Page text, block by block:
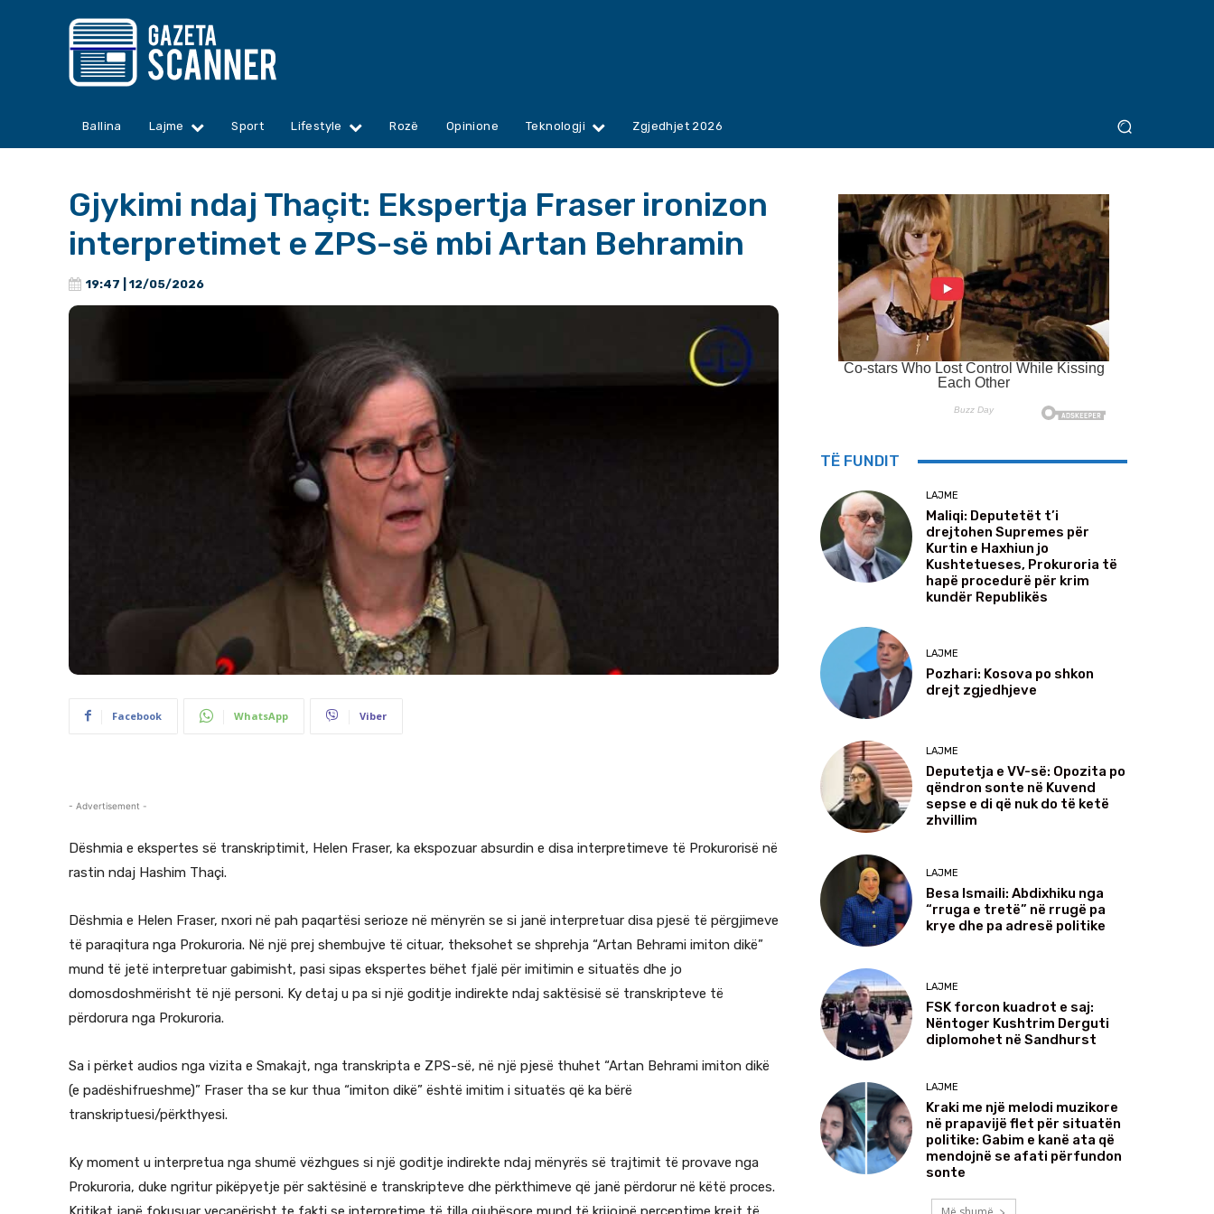
Ballina Lajme Sport Lifestyle Rozë Opinione Teknologji Zgjedhjet 2026
Gjykimi ndaj Thaçit: Ekspertja Fraser ironizon
interpretimet e ZPS-së mbi Artan Behramin
19:47 | 12/05/2026
Facebook WhatsApp Viber
- Advertisement -
Dëshmia e ekspertes së transkriptimit, Helen Fraser, ka ekspozuar absurdin e disa interpretimeve të Prokurorisë në
rastin ndaj Hashim Thaçi.
Dëshmia e Helen Fraser, nxori në pah paqartësi serioze në mënyrën se si janë interpretuar disa pjesë të përgjimeve
të paraqitura nga Prokuroria. Në një prej shembujve të cituar, theksohet se shprehja “Artan Behrami imiton dikë”
mund të jetë interpretuar gabimisht, pasi sipas ekspertes bëhet fjalë për imitimin e situatës dhe jo
domosdoshmërisht të një personi. Ky detaj u pa si një goditje indirekte ndaj saktësisë së transkripteve të
përdorura nga Prokuroria.
Sa i përket audios nga vizita e Smakajt, nga transkripta e ZPS-së, në një pjesë thuhet “Artan Behrami imiton dikë
(e padëshifrueshme)” Fraser tha se kur thua “imiton dikë” është imitim i situatës që ka bërë
transkriptuesi/përkthyesi.
Ky moment u interpretua nga shumë vëzhgues si një goditje indirekte ndaj mënyrës së trajtimit të provave nga
Prokuroria, duke ngritur pikëpyetje për saktësinë e transkripteve dhe përkthimeve që janë përdorur në këtë proces.
TË FUNDIT
LAJME
Maliqi: Deputetët t’i
drejtohen Supremes për
Kurtin e Haxhiun jo
Kushtetueses, Prokuroria të
hapë procedurë për krim
kundër Republikës
LAJME
Pozhari: Kosova po shkon
drejt zgjedhjeve
LAJME
Deputetja e VV-së: Opozita po
qëndron sonte në Kuvend
sepse e di që nuk do të ketë
zhvillim
LAJME
Besa Ismaili: Abdixhiku nga
“rruga e tretë” në rrugë pa
krye dhe pa adresë politike
LAJME
FSK forcon kuadrot e saj:
Nëntoger Kushtrim Derguti
diplomohet në Sandhurst
LAJME
Kraki me një melodi muzikore
në prapavijë flet për situatën
politike: Gabim e kanë ata që
mendojnë se afati përfundon
sonte